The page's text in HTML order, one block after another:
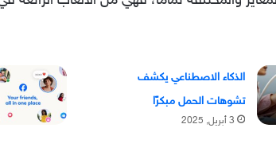
الذكاء الاصطناعي يكشف
تشوهات الحمل مبكرًا
3 أبريل, 2025